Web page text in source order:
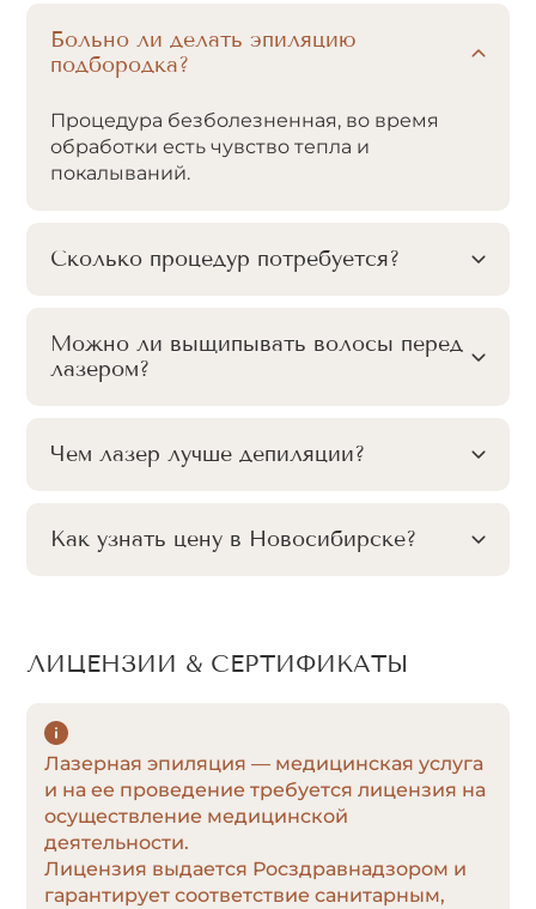
Больно ли делать эпиляцию
подбородка?
Процедура безболезненная, во время
обработки есть чувство тепла и
покалываний.
Сколько процедур потребуется?
Можно ли выщипывать волосы перед
лазером?
Чем лазер лучше депиляции?
Как узнать цену в Новосибирске?
ЛИЦЕНЗИИ & СЕРТИФИКАТЫ
Лазерная эпиляция — медицинская услуга
и на ее проведение требуется лицензия на
осуществление медицинской
деятельности.
Лицензия выдается Росздравнадзором и
гарантирует соответствие санитарным,